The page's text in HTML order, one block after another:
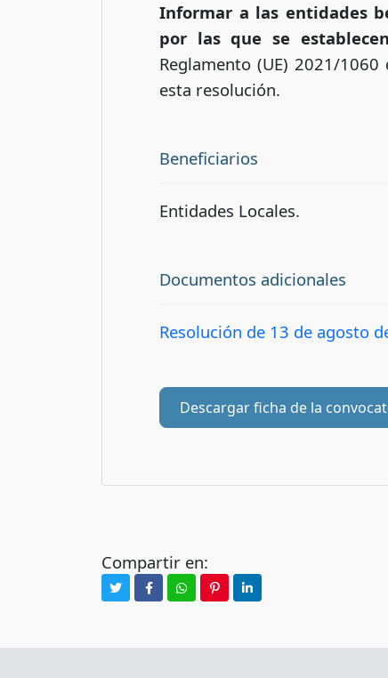
Informar a las entidades
por las que se
Reglamento (UE) 2021/
esta resolución.
Beneficiarios
Entidades Locales.
Documentos adicionales
Resolución de 13 de agosto
Descargar ficha de la
Compartir en: